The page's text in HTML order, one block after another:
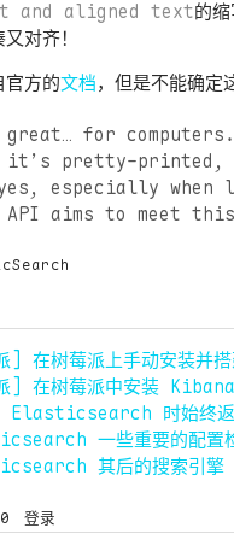
and aligned text的
对齐！
官方的文档，但是不能确定
great…​ for computers.
it’s pretty-
especially
API aims to meet
] 在树莓派上手动安装
] 在树莓派中安装
Elasticsearch 时始终
一些重要的配置
其后的搜索引
0 登录